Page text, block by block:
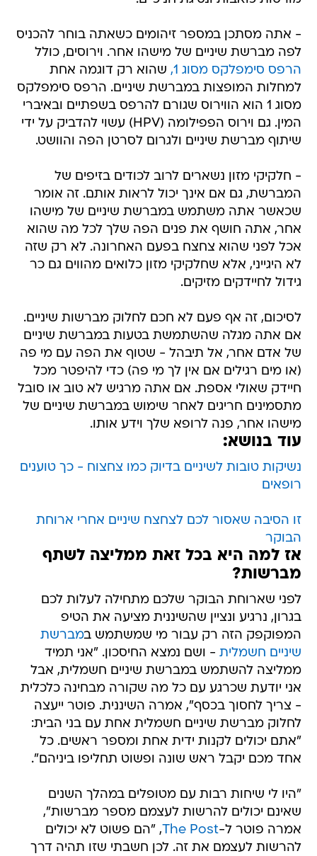
- אתה מסתכן במספר זיהומים כשאתה בוחר להכניס
לפה מברשת שיניים של מישהו אחר. וירוסים, כולל
הרפס סימפלקס מסוג 1,
שהוא רק דוגמה אחת
למחלות המופצות במברשת שיניים. הרפס סימפלקס
מסוג 1 הוא הווירוס שגורם להרפס בשפתיים ובאיברי
המין. גם וירוס הפפילומה (HPV) עשוי להדביק על ידי
שיתוף מברשת שיניים ולגרום לסרטן הפה והוושט.
- חלקיקי מזון נשארים לרוב לכודים בזיפים של
המברשת, גם אם אינך יכול לראות אותם. זה אומר
שכאשר אתה משתמש במברשת שיניים של מישהו
אחר, אתה חושף את פנים הפה שלך לכל מה שהוא
אכל לפני שהוא צחצח בפעם האחרונה. לא רק שזה
לא היגייני, אלא שחלקיקי מזון כלואים מהווים גם כר
גידול לחיידקים מזיקים.
לסיכום, זה אף פעם לא חכם לחלוק מברשות שיניים.
אם אתה מגלה שהשתמשת בטעות במברשת שיניים
של אדם אחר, אל תיבהל - שטוף את הפה עם מי פה
(או מים רגילים אם אין לך מי פה) כדי להיפטר מכל
חיידק שאולי אספת. אם אתה מרגיש לא טוב או סובל
מתסמינים חריגים לאחר שימוש במברשת שיניים של
מישהו אחר, פנה לרופא שלך וידע אותו.
עוד בנושא:
נשיקות טובות לשיניים בדיוק כמו צחצוח - כך טוענים
רופאים
זו הסיבה שאסור לכם לצחצח שיניים אחרי ארוחת
הבוקר
אז למה היא בכל זאת ממליצה לשתף
מברשות?
לפני שארוחת הבוקר שלכם מתחילה לעלות לכם
בגרון, נרגיע ונציין שהשיננית מציעה את הטיפ
המפוקפק הזה רק עבור מי שמשתמש במברשת
שיניים חשמלית - ושם נמצא החיסכון. "אני תמיד
ממליצה להשתמש במברשת שיניים חשמלית, אבל
אני יודעת שכרגע עם כל מה שקורה מבחינה כלכלית
- צריך לחסוך בכסף", אמרה השיננית. פוטר ייעצה
לחלוק מברשת שיניים חשמלית אחת עם בני הבית:
"אתם יכולים לקנות ידית אחת ומספר ראשים. כל
אחד מכם יקבל ראש שונה ופשוט תחליפו ביניהם".
"היו לי שיחות רבות עם מטופלים במהלך השנים
שאינם יכולים להרשות לעצמם מספר מברשות",
אמרה פוטר ל-The Post , "הם פשוט לא יכולים
להרשות לעצמם את זה. לכן חשבתי שזו תהיה דרך